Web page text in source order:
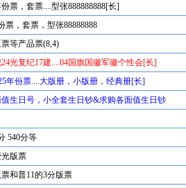
票，套票....型张888888888[长]
票，套票，型张88888888
等产品票(8,4)
光复纪17建....04国旗国徽军徽个性会[长]
份票....大版册，小版册，经典册[长]
生日号，小全套生日钞&求购各面值生日钞
540分等
版票
和普11的3分版票